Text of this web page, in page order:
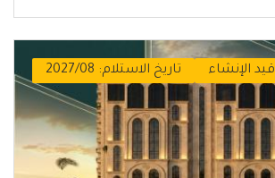
قيد الإنشاء تاريخ الاستلام: 2027/08